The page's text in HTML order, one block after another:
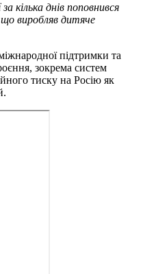
кілька днів поповнився
виробляв дитяче
підтримки та
зокрема систем
тиску на Росію як